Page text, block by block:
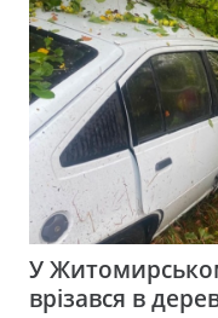
У
врізався в